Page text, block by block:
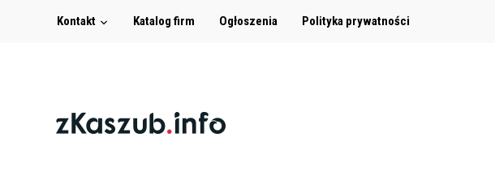
Kontakt Katalog firm Ogłoszenia Polityka prywatności